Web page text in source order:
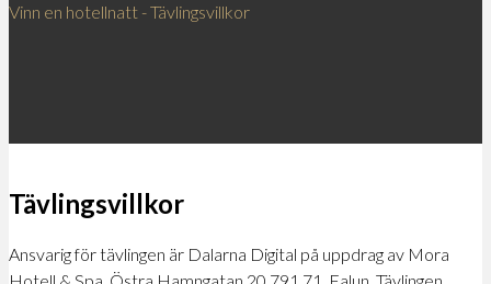
Vinn en hotellnatt - Tävlingsvillkor
Tävlingsvillkor
Ansvarig för tävlingen är Dalarna Digital på uppdrag av Mora